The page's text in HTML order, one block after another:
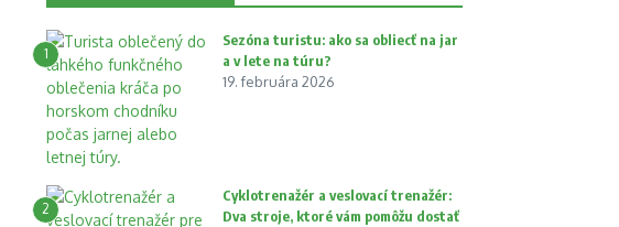
1
Sezóna turistu: ako sa obliecť na jar
a v lete na túru?
19. februára 2026
2
Cyklotrenažér a veslovací trenažér:
Dva stroje, ktoré vám pomôžu dostať